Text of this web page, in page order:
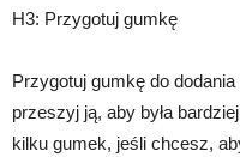
H3: Przygotuj gumkę
Przygotuj gumkę do dodania
przeszyj ją, aby była
kilku gumek, jeśli chcesz,